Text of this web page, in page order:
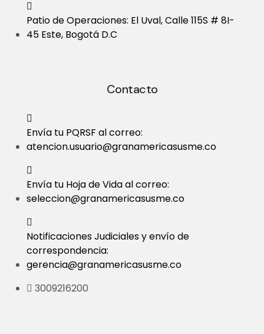
Patio de Operaciones: El Uval, Calle 115S # 8I-
45 Este, Bogotá D.C
Contacto
Envía tu PQRSF al correo:
atencion.usuario@granamericasusme.co
Envía tu Hoja de Vida al correo:
seleccion@granamericasusme.co
Notificaciones Judiciales y envío de
correspondencia:
gerencia@granamericasusme.co
3009216200